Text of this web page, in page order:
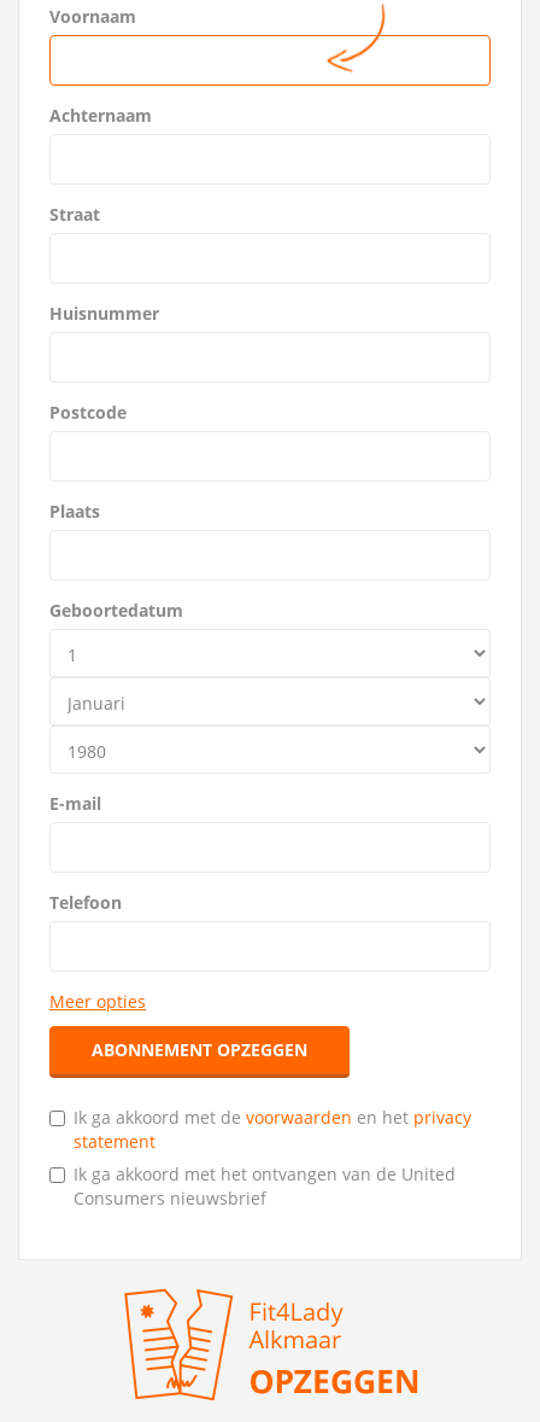
Voornaam
Achternaam
Straat
Huisnummer
Postcode
Plaats
Geboortedatum
E-mail
Telefoon
Meer opties
ABONNEMENT OPZEGGEN
Ik ga akkoord met de voorwaarden en het privacy
statement
Ik ga akkoord met het ontvangen van de United
Consumers nieuwsbrief